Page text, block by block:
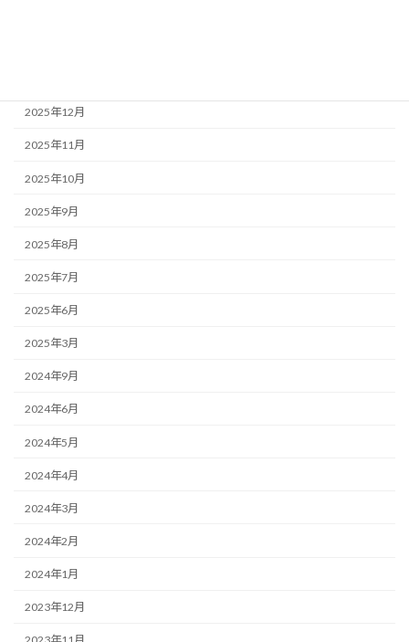
2025年12月
2025年11月
2025年10月
2025年9月
2025年8月
2025年7月
2025年6月
2025年3月
2024年9月
2024年6月
2024年5月
2024年4月
2024年3月
2024年2月
2024年1月
2023年12月